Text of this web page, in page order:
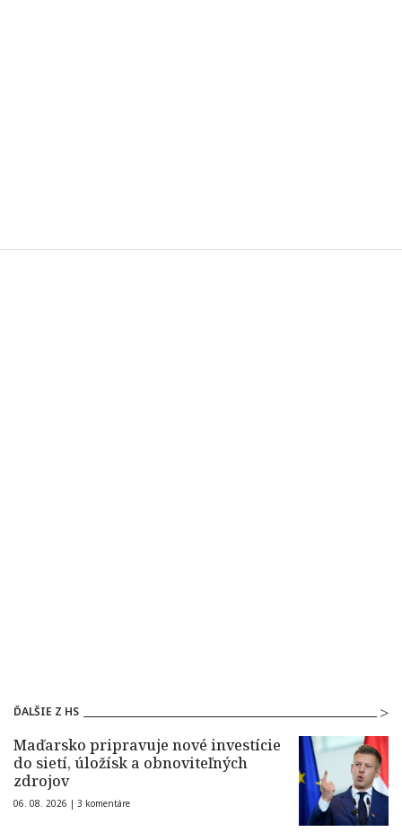
ĎALŠIE Z HS
Maďarsko pripravuje nové investície
do sietí, úložísk a obnoviteľných
zdrojov
06. 08. 2026 | 3 komentáre